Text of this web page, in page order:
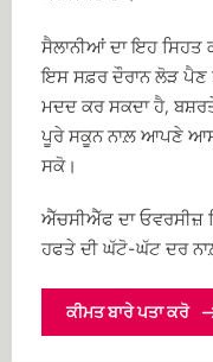
ਸੈਲਾਨੀਆਂ ਦਾ ਇਹ ਸਿਹਤ
ਇਸ ਸਫ਼ਰ ਦੌਰਾਨ ਲੋੜ
ਮਦਦ ਕਰ ਸਕਦਾ ਹੈ,
ਪੂਰੇ ਸਕੂਨ ਨਾਲ਼ ਆਪਣੇ
ਸਕੋ।
ਐੱਚਸੀਐੱਫ ਦਾ ਓਵਰਸੀਜ਼
ਹਫਤੇ ਦੀ ਘੱਟੋ-ਘੱਟ ਦਰ
ਕੀਮਤ ਬਾਰੇ ਪਤਾ ਕਰੋ